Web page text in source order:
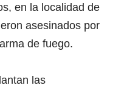
en la localidad de
asesinados por
de fuego.
las